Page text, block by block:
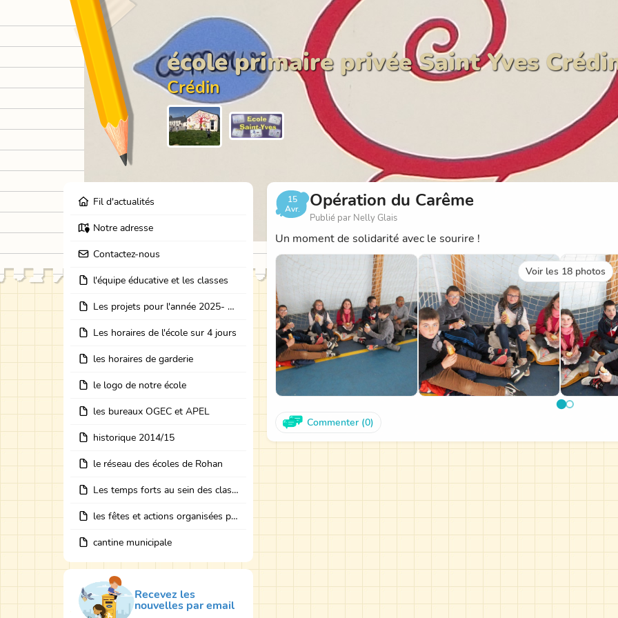
école primaire privée Saint Yves
Crédin
Fil d'actualités
Notre adresse
Contactez-nous
l'équipe éducative et les classes
Les projets pour l'année 2025- 2026: école dehors, journées partage des classes, et coopération avec les résidents de l'EHPAD
Les horaires de l'école sur 4 jours
les horaires de garderie
le logo de notre école
les bureaux OGEC et APEL
historique 2014/15
le réseau des écoles de Rohan
Les temps forts au sein des classes avec des intervenants
les fêtes et actions organisées par les bureaux
cantine municipale
Recevez les
nouvelles par email
15
Avr.
Opération du Carême
Publié par Nelly Glais
Un moment de solidarité avec le sourire !
Voir les 18 photos
Commenter (0)